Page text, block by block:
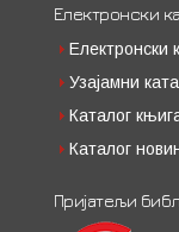
Електронски
Електронски
Узајамни
Каталог
Каталог
Пријатељи